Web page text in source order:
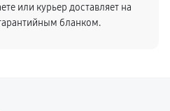
или курьер доставляет на
бланком.